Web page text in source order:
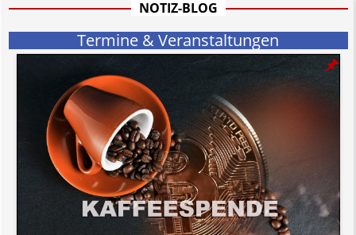
NOTIZ-BLOG
Termine & Veranstaltungen